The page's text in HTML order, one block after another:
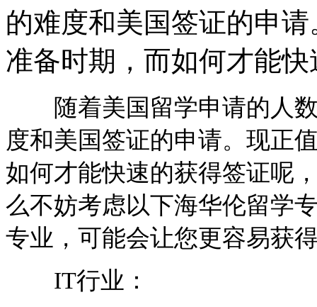
的难度和美国签证的申
准备时期，而如何才能
随着美国留学申请的人数
度和美国签证的申请。现正
如何才能快速的获得签证呢
么不妨考虑以下海华伦留学
专业，可能会让您更容易获
IT行业：